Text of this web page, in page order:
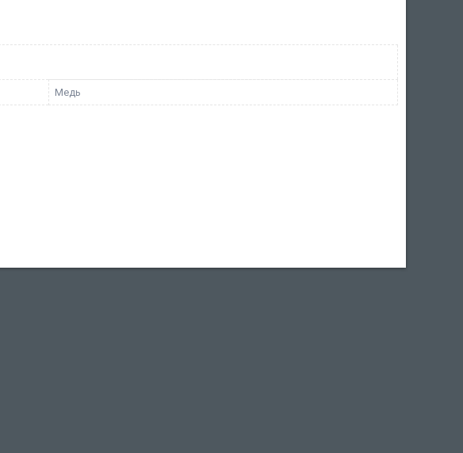
Медь